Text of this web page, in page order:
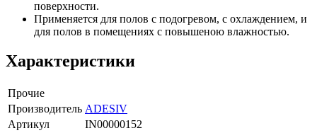
поверхности.
Применяется для полов с подогревом, с охлаждением, и
для полов в помещениях с повышеною влажностью.
Характеристики
Прочие
Производитель ADESIV
Артикул
IN00000152